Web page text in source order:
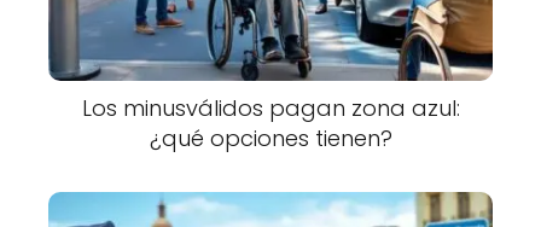
Los minusválidos pagan zona azul:
¿qué opciones tienen?